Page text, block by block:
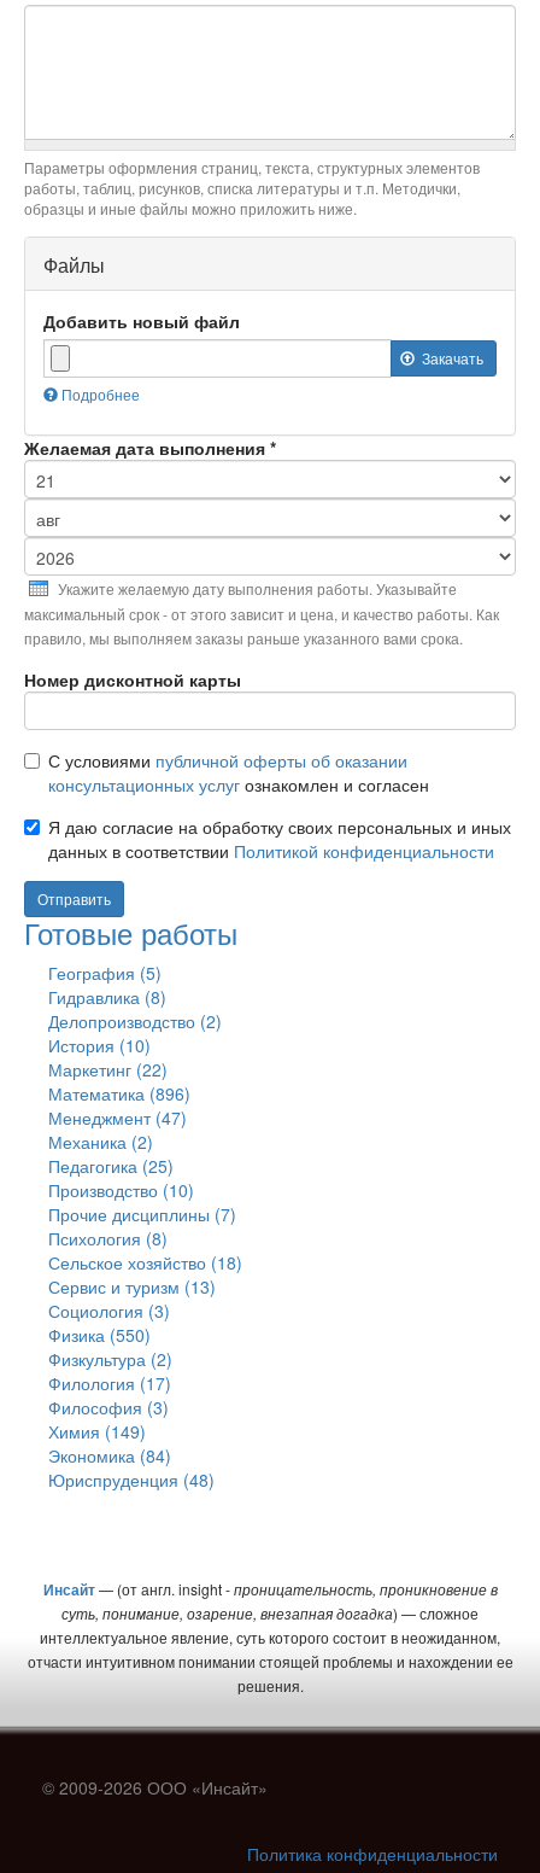
Параметры оформления страниц, текста, структурных элементов
работы, таблиц, рисунков, списка литературы и т.п. Методички,
образцы и иные файлы можно приложить ниже.
Файлы
Добавить новый файл
Закачать
Подробнее
размер
файла:
МБ.
файлов:
gif
jpg
jpeg
png
bmp
tif
html
odf
doc
docx
pptx
xls
xlsx
rar
zip
7z
odt
ods
odp
Желаемая дата выполнения *
Месяц
Год Укажите желаемую дату выполнения работы. Указывайте
максимальный срок - от этого зависит и цена, и качество работы. Как
правило, мы выполняем заказы раньше указанного вами срока.
Номер дисконтной карты
С условиями публичной оферты об оказании
консультационных услуг ознакомлен и согласен
с
офертой
*
Я даю согласие на обработку своих персональных и иных
данных в соответствии Политикой конфиденциальности
Согласие
на
обработку
персональных
данных
Отправить
Готовые работы
География (5)
Гидравлика (8)
Делопроизводство (2)
История (10)
Маркетинг (22)
Математика (896)
Менеджмент (47)
Механика (2)
Педагогика (25)
Производство (10)
Прочие дисциплины (7)
Психология (8)
Сельское хозяйство (18)
Сервис и туризм (13)
Социология (3)
Физика (550)
Физкультура (2)
Филология (17)
Философия (3)
Химия (149)
Экономика (84)
Юриспруденция (48)
Инсайт — (от англ. insight -проницательность, проникновение в
суть, понимание, озарение, внезапная догадка) — сложное
интеллектуальное явление, суть которого состоит в неожиданном,
отчасти интуитивном понимании стоящей проблемы и нахождении ее
решения.
© 2009-2026 ООО «Инсайт»
Политика конфиденциальности